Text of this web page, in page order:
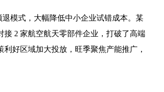
模式，大幅降低中小企业试错成本。某
2 家航空航天零部件企业，打破了高端
好区域加大投放，旺季聚焦产能推广，